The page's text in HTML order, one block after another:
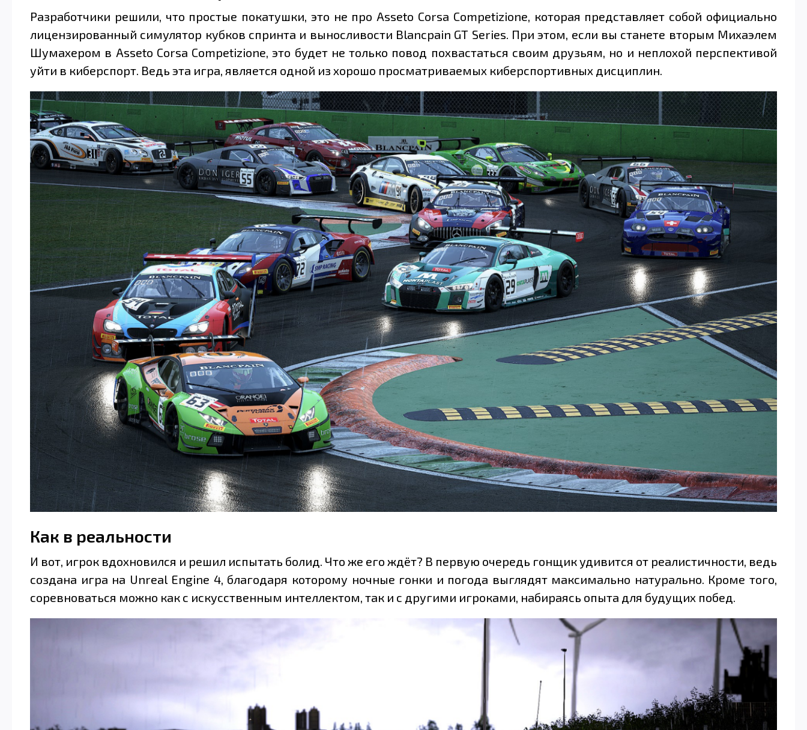
Разработчики решили, что простые покатушки, это не про Asseto Corsa Competizione, которая представляет собой официально
лицензированный симулятор кубков спринта и выносливости Blancpain GT Series. При этом, если вы станете вторым Михаэлем
Шумахером в Asseto Corsa Competizione, это будет не только повод похвастаться своим друзьям, но и неплохой перспективой
уйти в киберспорт. Ведь эта игра, является одной из хорошо просматриваемых киберспортивных дисциплин.
Как в реальности
И вот, игрок вдохновился и решил испытать болид. Что же его ждёт? В первую очередь гонщик удивится от реалистичности, ведь
создана игра на Unreal Engine 4, благодаря которому ночные гонки и погода выглядят максимально натурально. Кроме того,
соревноваться можно как с искусственным интеллектом, так и с другими игроками, набираясь опыта для будущих побед.